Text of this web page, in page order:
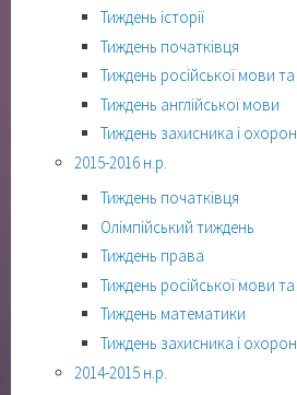
Тиждень історії
Тиждень початківця
Тиждень російської мови
Тиждень англійської мови
Тиждень захисника і
2015-2016 н.р.
Тиждень початківця
Олімпійський тиждень
Тиждень права
Тиждень російської мови та
Тиждень математики
Тиждень захисника і
2014-2015 н.р.